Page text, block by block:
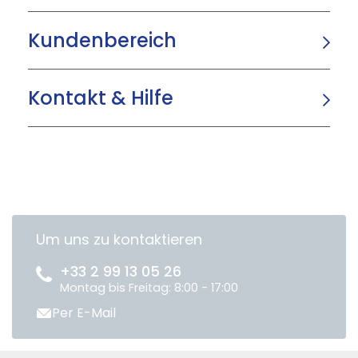
Kundenbereich
Kontakt & Hilfe
Um uns zu kontaktieren
+33 2 99 13 05 26
Montag bis Freitag: 8:00 - 17:00
Per E-Mail